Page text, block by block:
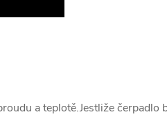
a teplotě.Jestliže čerpadlo